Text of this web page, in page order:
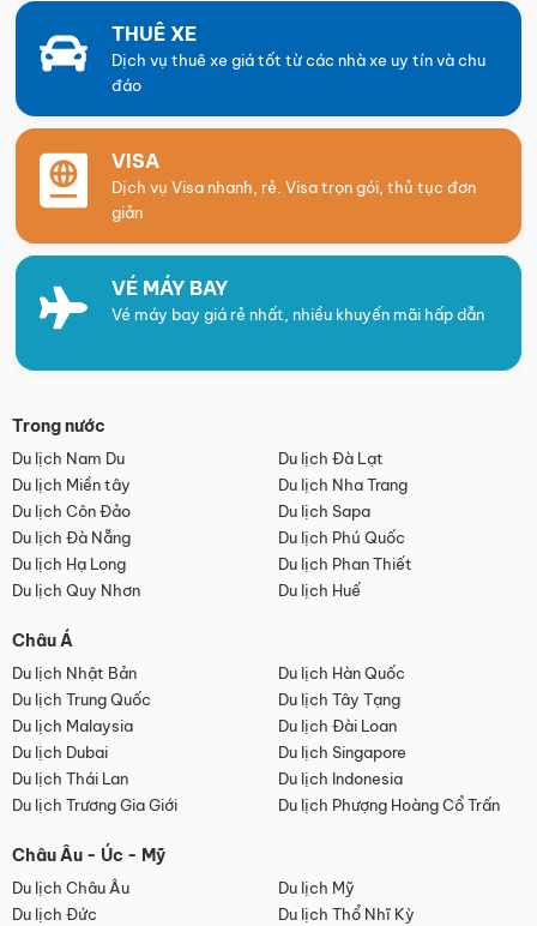
THUÊ XE
Dịch vụ thuê xe giá tốt từ các nhà xe uy tín và chu
đáo
VISA
Dịch vụ Visa nhanh, rẻ. Visa trọn gói, thủ tục đơn
giản
VÉ MÁY BAY
Vé máy bay giá rẻ nhất, nhiều khuyến mãi hấp dẫn
Trong nước
Du lịch Nam Du
Du lịch Đà Lạt
Du lịch Miền tây
Du lịch Nha Trang
Du lịch Côn Đảo
Du lịch Sapa
Du lịch Đà Nẵng
Du lịch Phú Quốc
Du lịch Hạ Long
Du lịch Phan Thiết
Du lịch Quy Nhơn
Du lịch Huế
Châu Á
Du lịch Nhật Bản
Du lịch Hàn Quốc
Du lịch Trung Quốc
Du lịch Tây Tạng
Du lịch Malaysia
Du lịch Đài Loan
Du lịch Dubai
Du lịch Singapore
Du lịch Thái Lan
Du lịch Indonesia
Du lịch Trương Gia Giới
Du lịch Phượng Hoàng Cổ Trấn
Châu Âu - Úc - Mỹ
Du lịch Châu Âu
Du lịch Mỹ
Du lịch Đức
Du lịch Thổ Nhĩ Kỳ